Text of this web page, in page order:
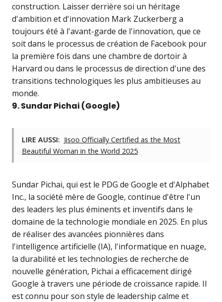
construction. Laisser derrière soi un héritage
d'ambition et d'innovation Mark Zuckerberg a
toujours été à l'avant-garde de l'innovation, que ce
soit dans le processus de création de Facebook pour
la première fois dans une chambre de dortoir à
Harvard ou dans le processus de direction d'une des
transitions technologiques les plus ambitieuses au
monde.
9. Sundar Pichai (Google)
LIRE AUSSI: Jisoo Officially Certified as the Most
Beautiful Woman in the World 2025
Sundar Pichai, qui est le PDG de Google et d'Alphabet
Inc., la société mère de Google, continue d'être l'un
des leaders les plus éminents et inventifs dans le
domaine de la technologie mondiale en 2025. En plus
de réaliser des avancées pionnières dans
l'intelligence artificielle (IA), l'informatique en nuage,
la durabilité et les technologies de recherche de
nouvelle génération, Pichai a efficacement dirigé
Google à travers une période de croissance rapide. Il
est connu pour son style de leadership calme et